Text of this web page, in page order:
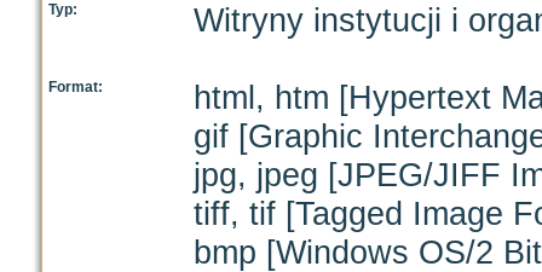
Typ: Witryny instytucji i
Format:
html, htm [Hypertext
gif [Graphic
jpg, jpeg [JPEG/JIFF
tiff, tif [Tagged Image
bmp [Windows OS/2